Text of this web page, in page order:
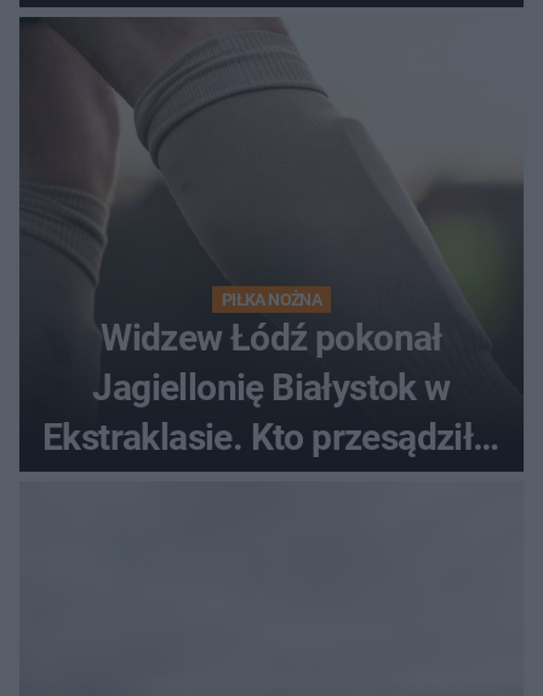
gości
PIŁKA NOŻNA
Widzew Łódź pokonał
Jagiellonię Białystok w
Ekstraklasie. Kto przesądził o